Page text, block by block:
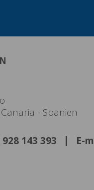
- Spanien
143 393 E-